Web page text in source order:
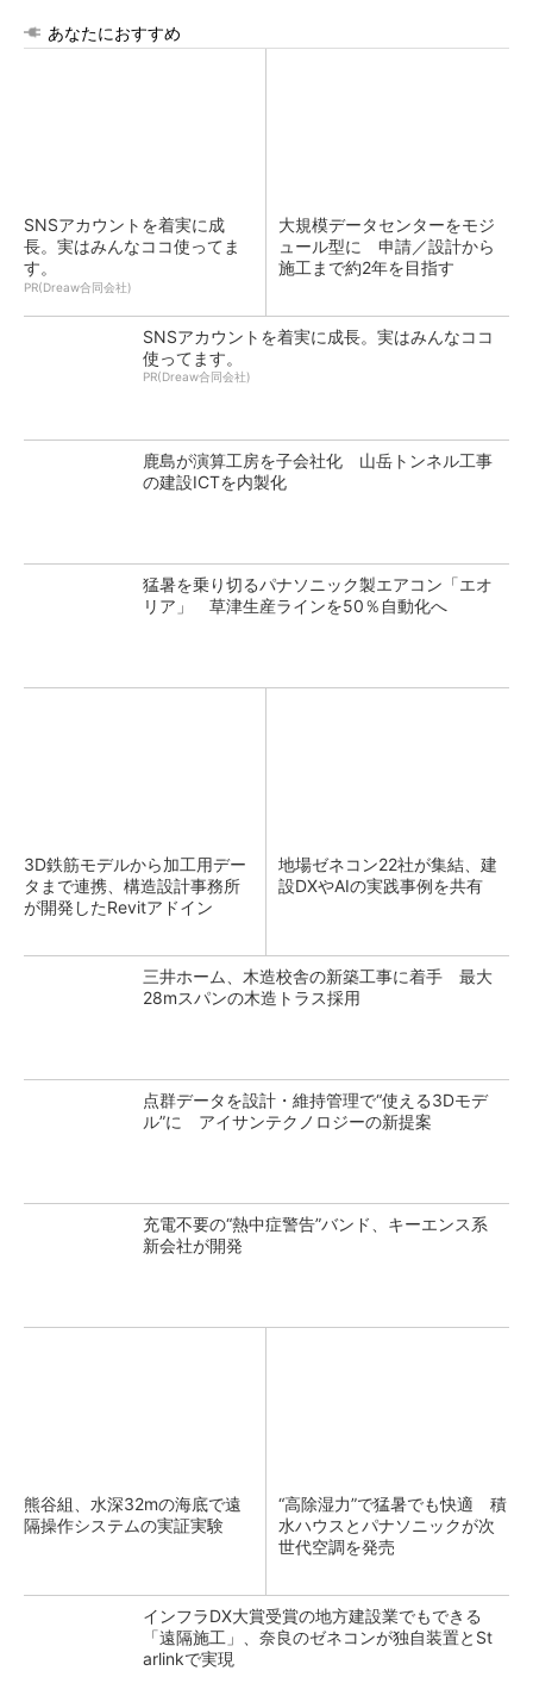
あなたにおすすめ
SNSアカウントを着実に成
長。実はみんなココ使ってま
す。
PR(Dreaw合同会社)
大規模データセンターをモジ
ュール型に 申請／設計から
施工まで約2年を目指す
SNSアカウントを着実に成長。実はみんなココ
使ってます。
PR(Dreaw合同会社)
鹿島が演算工房を子会社化 山岳トンネル工事
の建設ICTを内製化
猛暑を乗り切るパナソニック製エアコン「エオ
リア」 草津生産ラインを50％自動化へ
3D鉄筋モデルから加工用デー
タまで連携、構造設計事務所
が開発したRevitアドイン
地場ゼネコン22社が集結、建
設DXやAIの実践事例を共有
三井ホーム、木造校舎の新築工事に着手 最大
28mスパンの木造トラス採用
点群データを設計・維持管理で“使える3Dモデ
ル”に アイサンテクノロジーの新提案
充電不要の“熱中症警告”バンド、キーエンス系
新会社が開発
熊谷組、水深32mの海底で遠
隔操作システムの実証実験
“高除湿力”で猛暑でも快適 積
水ハウスとパナソニックが次
世代空調を発売
インフラDX大賞受賞の地方建設業でもできる
「遠隔施工」、奈良のゼネコンが独自装置とSt
arlinkで実現